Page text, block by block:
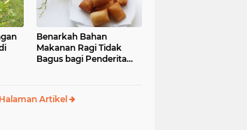
Benarkah Bahan
Makanan Ragi Tidak
Bagus bagi Penderita
Artikel